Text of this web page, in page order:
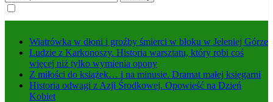
Wiatrówka w dłoni i groźby śmierci w bloku w Jeleniej Górze
Ludzie z Karkonoszy. Historia warsztatu, który robi coś
więcej niż tylko wymienia opony
Z miłości do książek… i na minusie. Dramat małej księgarni
Historia odwagi z Azji Środkowej. Opowieść na Dzień
Kobiet